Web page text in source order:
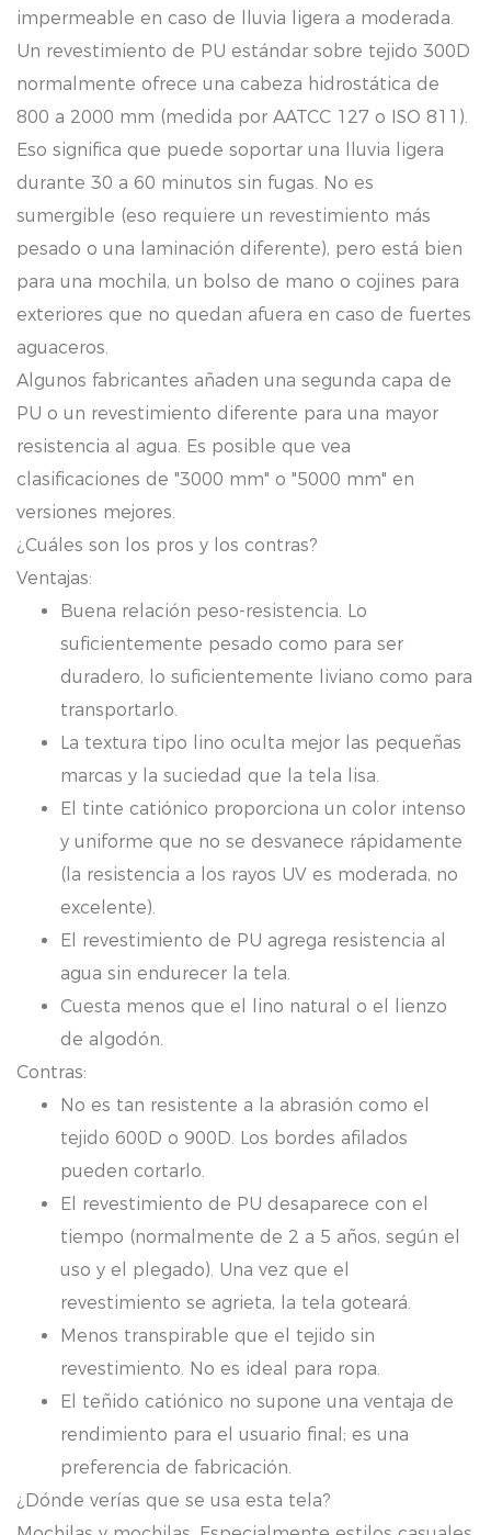
impermeable en caso de lluvia ligera a moderada.
Un revestimiento de PU estándar sobre tejido 300D
normalmente ofrece una cabeza hidrostática de
800 a 2000 mm (medida por AATCC 127 o ISO 811).
Eso significa que puede soportar una lluvia ligera
durante 30 a 60 minutos sin fugas. No es
sumergible (eso requiere un revestimiento más
pesado o una laminación diferente), pero está bien
para una mochila, un bolso de mano o cojines para
exteriores que no quedan afuera en caso de fuertes
aguaceros.
Algunos fabricantes añaden una segunda capa de
PU o un revestimiento diferente para una mayor
resistencia al agua. Es posible que vea
clasificaciones de "3000 mm" o "5000 mm" en
versiones mejores.
¿Cuáles son los pros y los contras?
Ventajas:
Buena relación peso-resistencia. Lo
suficientemente pesado como para ser
duradero, lo suficientemente liviano como para
transportarlo.
La textura tipo lino oculta mejor las pequeñas
marcas y la suciedad que la tela lisa.
El tinte catiónico proporciona un color intenso
y uniforme que no se desvanece rápidamente
(la resistencia a los rayos UV es moderada, no
excelente).
El revestimiento de PU agrega resistencia al
agua sin endurecer la tela.
Cuesta menos que el lino natural o el lienzo
de algodón.
Contras:
No es tan resistente a la abrasión como el
tejido 600D o 900D. Los bordes afilados
pueden cortarlo.
El revestimiento de PU desaparece con el
tiempo (normalmente de 2 a 5 años, según el
uso y el plegado). Una vez que el
revestimiento se agrieta, la tela goteará.
Menos transpirable que el tejido sin
revestimiento. No es ideal para ropa.
El teñido catiónico no supone una ventaja de
rendimiento para el usuario final; es una
preferencia de fabricación.
¿Dónde verías que se usa esta tela?